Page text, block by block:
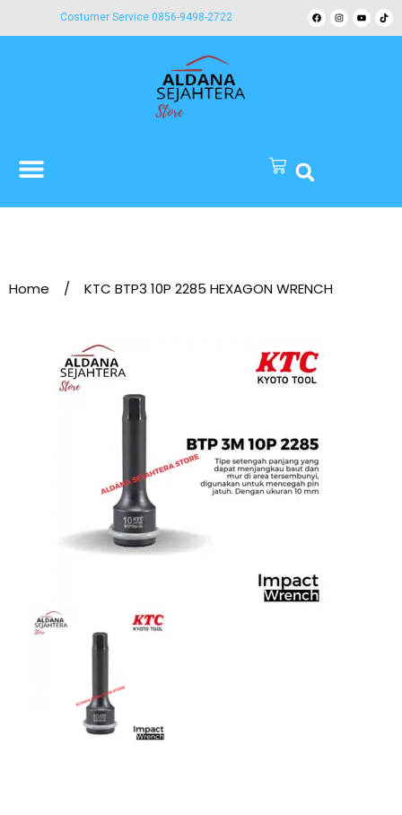
Costumer Service 0856-9498-2722
Home / KTC BTP3 10P 2285 HEXAGON WRENCH